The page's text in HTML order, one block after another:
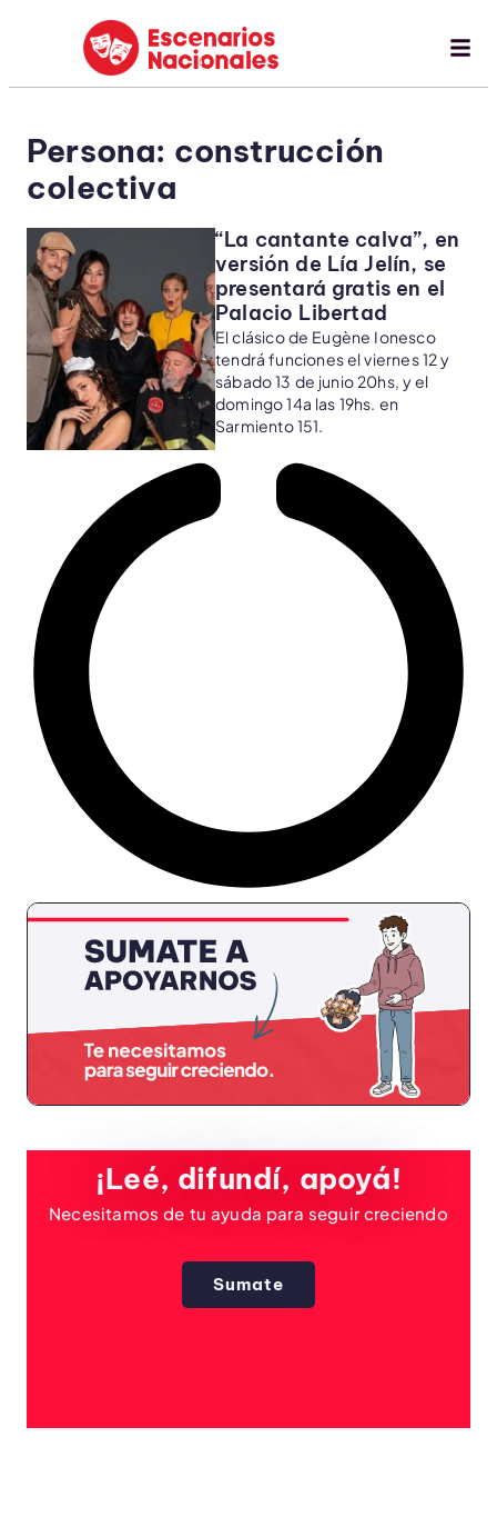
Persona: construcción
colectiva
“La cantante calva”, en
versión de Lía Jelín, se
presentará gratis en el
Palacio Libertad
El clásico de Eugène Ionesco
tendrá funciones el viernes 12 y
sábado 13 de junio 20hs, y el
domingo 14a las 19hs. en
Sarmiento 151.
¡Leé, difundí, apoyá!
Necesitamos de tu ayuda para seguir creciendo
Sumate